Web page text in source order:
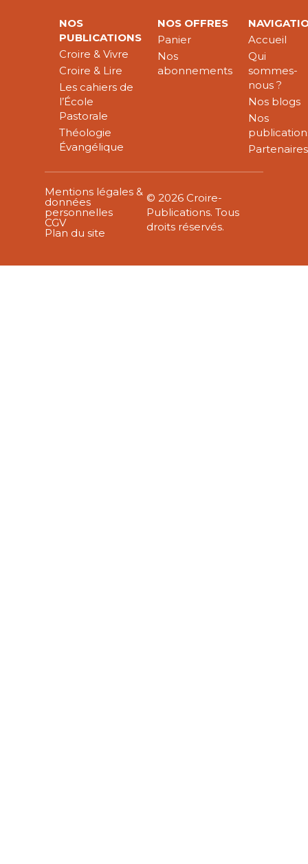
NOS
PUBLICATIONS
Croire & Vivre
Croire & Lire
Les cahiers de
l’École
Pastorale
Théologie
Évangélique
NOS OFFRES
Panier
Nos
abonnements
Accueil
Qui
sommes-
nous ?
Nos blogs
Nos
Partenaires
Mentions légales &
données
personnelles
CGV
Plan du site
© 2026 Croire-
Publications. Tous
droits réservés.